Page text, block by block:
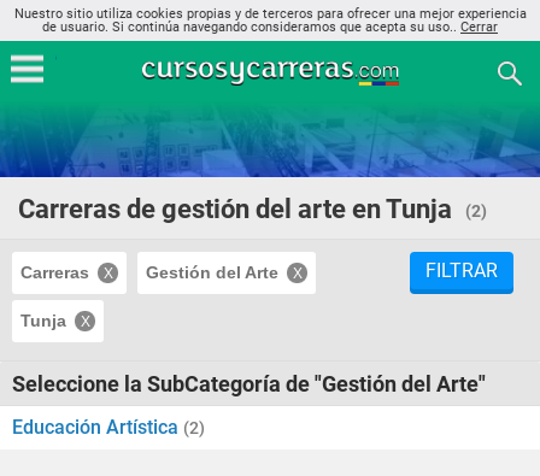
Nuestro sitio utiliza cookies propias y de terceros para ofrecer una mejor experiencia
de usuario. Si continúa navegando consideramos que acepta su uso.. Cerrar
Carreras de gestión del arte en Tunja (2)
Carreras Gestión del Arte
Tunja
FILTRAR
Seleccione la SubCategoría de "Gestión del Arte"
Educación Artística (2)